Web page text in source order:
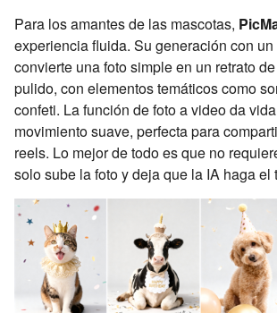
Para los amantes de las mascotas,
experiencia fluida. Su generación con
convierte una foto simple en un retrato
pulido, con elementos temáticos como
confeti. La función de foto a video da
movimiento suave, perfecta para
reels. Lo mejor de todo es que no
solo sube la foto y deja que la IA haga el